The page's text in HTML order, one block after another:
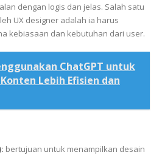
dengan logis dan jelas. Salah satu
UX designer adalah ia harus
kebiasaan dan kebutuhan dari user.
ChatGPT untuk
Lebih Efisien dan
bertujuan untuk menampilkan desain